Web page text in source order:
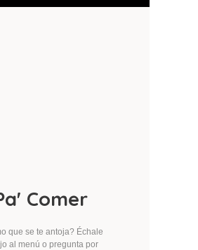
Comer
que se te antoja? Échale
al menú o pregunta por